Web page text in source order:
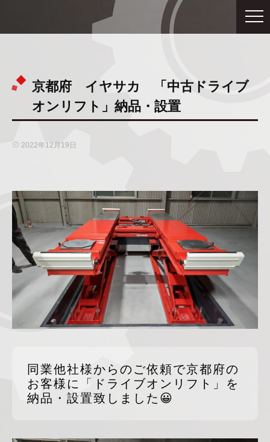
京都府 イヤサカ 「中古ドライブ
オンリフト」納品・設置
2022年12月19日
同業他社様からのご依頼で京都府の
お客様に「ドライブオンリフト」を
納品・設置致しました😀